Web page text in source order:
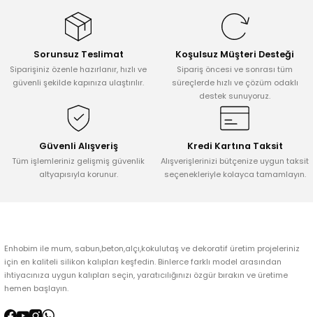
tarafımıza iletebilirsiniz.
Görüş ve önerileriniz için teşekkür ederiz.
Ürün resmi kalitesiz, bozuk veya görüntülenemiyor.
Ürün açıklamasında eksik bilgiler bulunuyor.
Ürün fiyatı diğer sitelerden daha pahalı.
Bu ürüne benzer farklı alternatifler olmalı.
Sorunsuz Teslimat
Siparişiniz özenle hazırlanır, hızlı ve
güvenli şekilde kapınıza ulaştırılır.
Koşulsuz Müşteri Desteği
Sipariş öncesi ve sonrası tüm
süreçlerde hızlı ve çözüm odaklı
destek sunuyoruz.
Güvenli Alışveriş
Tüm işlemleriniz gelişmiş güvenlik
altyapısıyla korunur.
Kredi Kartına Taksit
Alışverişlerinizi bütçenize uygun taksit
seçenekleriyle kolayca tamamlayın.
Enhobim ile mum, sabun,beton,alçı,kokulutaş ve dekoratif üretim projeleriniz
için en kaliteli silikon kalıpları keşfedin. Binlerce farklı model arasından
ihtiyacınıza uygun kalıpları seçin, yaratıcılığınızı özgür bırakın ve üretime
hemen başlayın.